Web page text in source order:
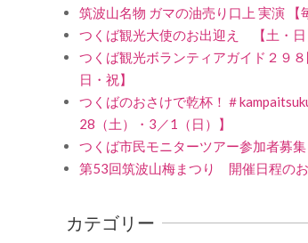
筑波山名物 ガマの油売り口上 実演 【
つくば観光大使のお出迎え 【土・日
つくば観光ボランティアガイド２９８
日・祝】
つくばのおさけで乾杯！＃
28（土）・3／1（日）】
つくば市民モニターツアー参加者募集
第53回筑波山梅まつり 開催日程の
カテゴリー